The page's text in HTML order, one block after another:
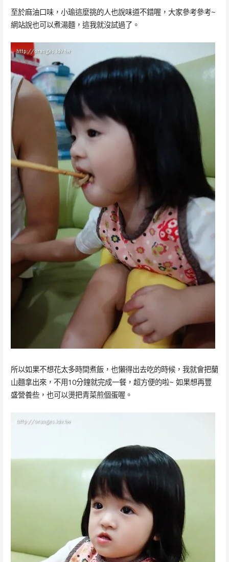
至於麻油口味，小瑜這麼挑的人也說味道不錯喔，大家參考參考~
網站說也可以煮湯麵，這我就沒試過了。
所以如果不想花太多時間煮飯，也懶得出去吃的時候，我就會把蘭
山麵拿出來，不用10分鐘就完成一餐，超方便的啦~ 如果想再豐
盛營養些，也可以燙把青菜煎個蛋喔。